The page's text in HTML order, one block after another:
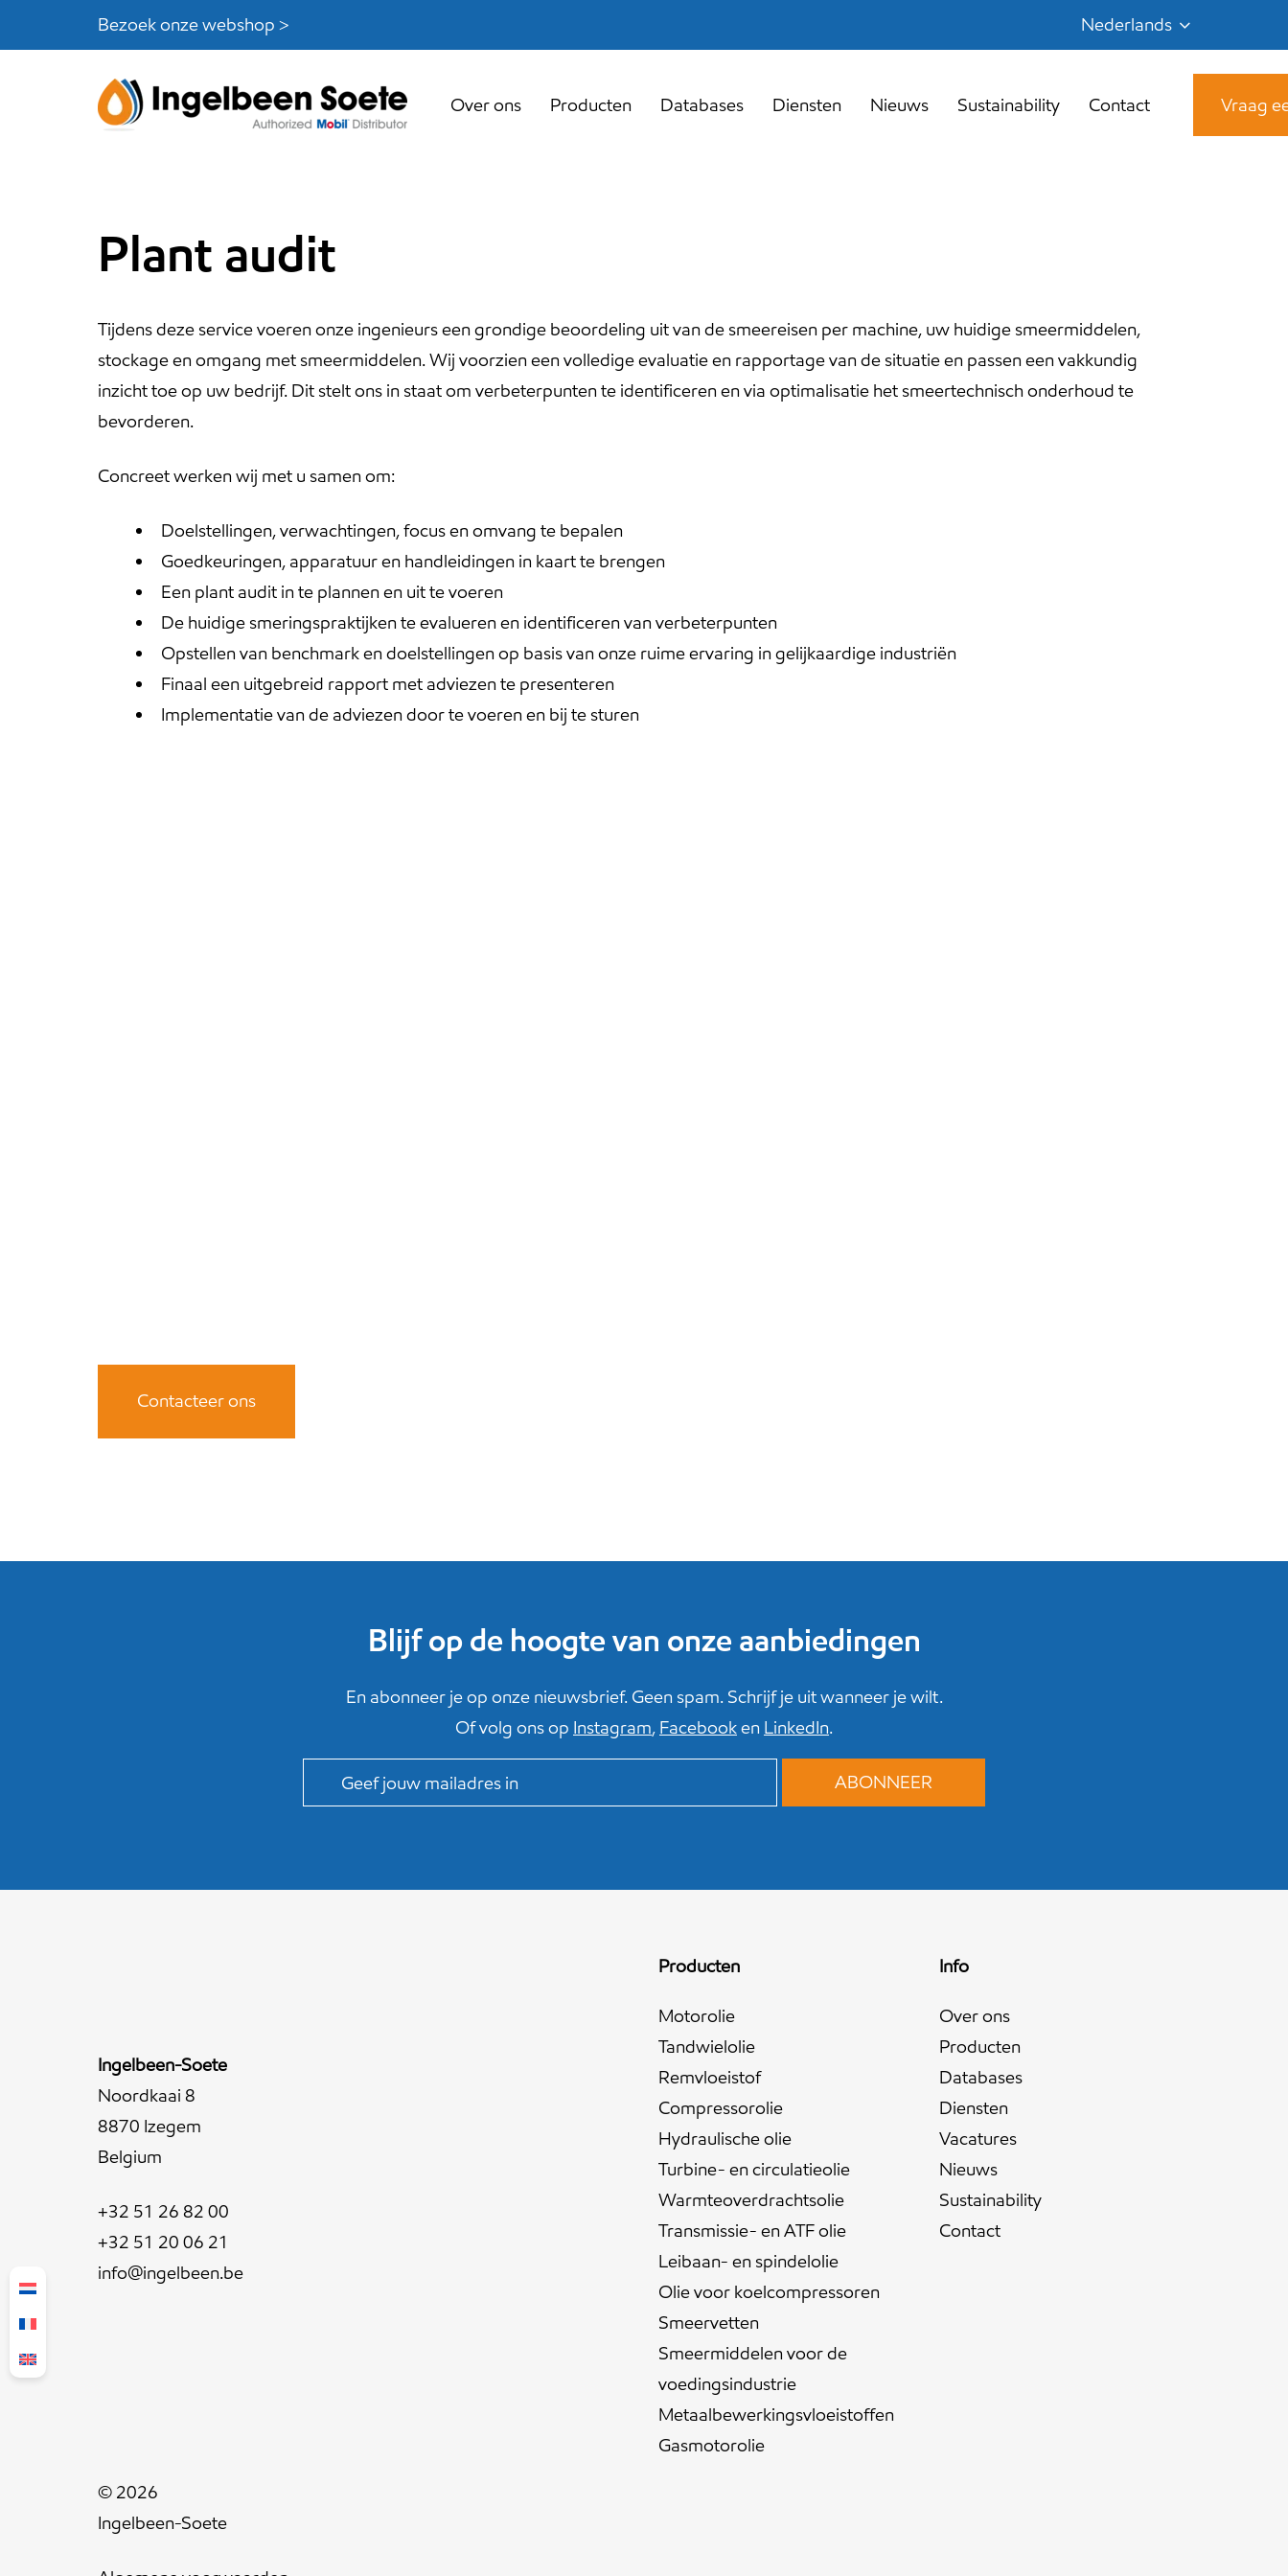
links
to
Bezoek onze webshop > Nederlands
Over ons Producten Databases Diensten Nieuws Sustainability Contact Vraag
Plant audit
Tijdens deze service voeren onze ingenieurs een grondige beoordeling uit van de smeereisen per machine, uw huidige smeermiddelen,
stockage en omgang met smeermiddelen. Wij voorzien een volledige evaluatie en rapportage van de situatie en passen een vakkundig
inzicht toe op uw bedrijf. Dit stelt ons in staat om verbeterpunten te identificeren en via optimalisatie het smeertechnisch onderhoud te
bevorderen.
Concreet werken wij met u samen om:
Doelstellingen, verwachtingen, focus en omvang te bepalen
Goedkeuringen, apparatuur en handleidingen in kaart te brengen
Een plant audit in te plannen en uit te voeren
De huidige smeringspraktijken te evalueren en identificeren van verbeterpunten
Opstellen van benchmark en doelstellingen op basis van onze ruime ervaring in gelijkaardige industriën
Finaal een uitgebreid rapport met adviezen te presenteren
Implementatie van de adviezen door te voeren en bij te sturen
Contacteer ons
Blijf op de hoogte van onze aanbiedingen
En abonneer je op onze nieuwsbrief. Geen spam. Schrijf je uit wanneer je wilt.
Of volg ons op Instagram, Facebooken LinkedIn.
Ingelbeen-Soete
Noordkaai 8
8870 Izegem
Belgium
+32 51 26 82 00
+32 51 20 06 21
info@ingelbeen.be
© 2026
Ingelbeen-Soete
Producten
Motorolie
Tandwielolie
Remvloeistof
Compressorolie
Hydraulische olie
Turbine- en circulatieolie
Warmteoverdrachtsolie
Transmissie- en ATF olie
Leibaan- en spindelolie
Olie voor koelcompressoren
Smeervetten
Smeermiddelen voor de
voedingsindustrie
Metaalbewerkingsvloeistoffen
Gasmotorolie
Info
Over ons
Producten
Databases
Diensten
Vacatures
Nieuws
Sustainability
Contact